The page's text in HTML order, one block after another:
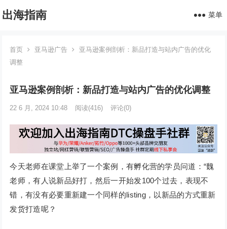
出海指南 菜单
首页 亚马逊广告
亚马逊案例剖析：新品打造与站内广告的优化
调整
亚马逊案例剖析：新品打造与站内广告的优化调整
22 6 月, 2024 10:48 阅读(416) 评论(0)
今天老师在课堂上举了一个案例，有孵化营的学员问道：“魏
老师，有人说新品好打，然后一开始发100个过去，表现不
错，有没有必要重新建一个同样的listing，以新品的方式重新
发货打造呢？